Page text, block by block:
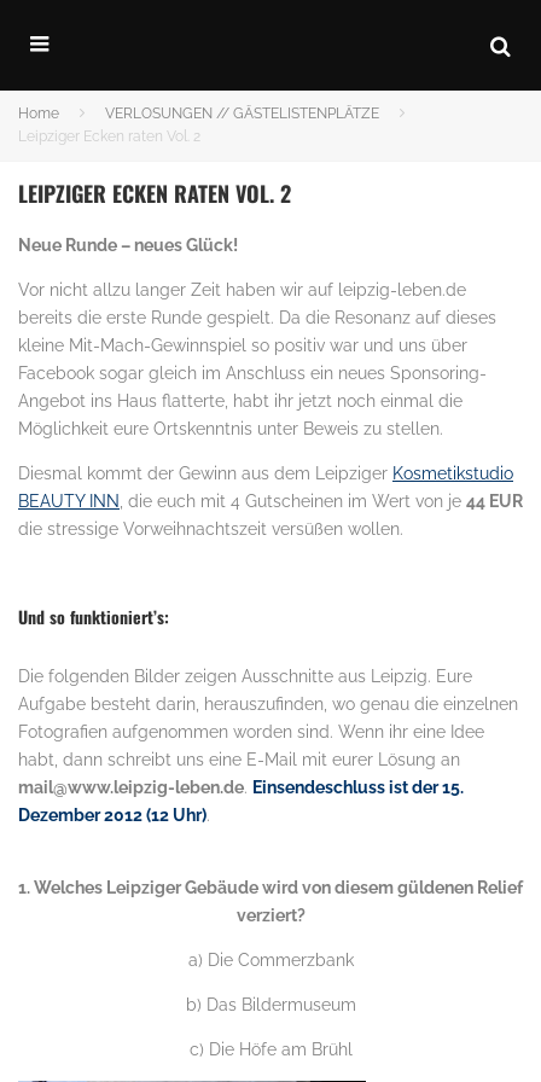
Home
VERLOSUNGEN // GÄSTELISTENPLÄTZE
Leipziger Ecken raten Vol. 2
LEIPZIGER ECKEN RATEN VOL. 2
Neue Runde – neues Glück!
Vor nicht allzu langer Zeit haben wir auf leipzig-leben.de
bereits die erste Runde gespielt. Da die Resonanz auf dieses
kleine Mit-Mach-Gewinnspiel so positiv war und uns über
Facebook sogar gleich im Anschluss ein neues Sponsoring-
Angebot ins Haus flatterte, habt ihr jetzt noch einmal die
Möglichkeit eure Ortskenntnis unter Beweis zu stellen.
Diesmal kommt der Gewinn aus dem Leipziger Kosmetikstudio
BEAUTY INN , die euch mit 4 Gutscheinen im Wert von je 44 EUR
die stressige Vorweihnachtszeit versüßen wollen.
Und so funktioniert’s:
Die folgenden Bilder zeigen Ausschnitte aus Leipzig. Eure
Aufgabe besteht darin, herauszufinden, wo genau die einzelnen
Fotografien aufgenommen worden sind. Wenn ihr eine Idee
habt, dann schreibt uns eine E-Mail mit eurer Lösung an
mail@www.leipzig-leben.de. Einsendeschluss ist der 15.
Dezember 2012 (12 Uhr).
1. Welches Leipziger Gebäude wird von diesem güldenen Relief
verziert?
a) Die Commerzbank
b) Das Bildermuseum
c) Die Höfe am Brühl